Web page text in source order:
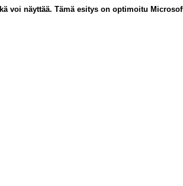
voi näyttää. Tämä esitys on optimoitu